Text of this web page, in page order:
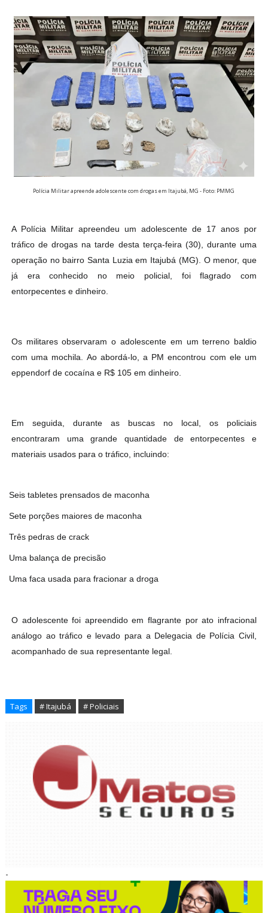
Polícia Militar apreende adolescente com drogas em Itajubá, MG - Foto: PMMG
A Polícia Militar apreendeu um adolescente de 17 anos por
tráfico de drogas na tarde desta terça-feira (30), durante uma
operação no bairro Santa Luzia em Itajubá (MG). O menor, que
já era conhecido no meio policial, foi flagrado com
entorpecentes e dinheiro.
Os militares observaram o adolescente em um terreno baldio
com uma mochila. Ao abordá-lo, a PM encontrou com ele um
eppendorf de cocaína e R$ 105 em dinheiro.
Em seguida, durante as buscas no local, os policiais
encontraram uma grande quantidade de entorpecentes e
materiais usados para o tráfico, incluindo:
Seis tabletes prensados de maconha
Sete porções maiores de maconha
Três pedras de crack
Uma balança de precisão
Uma faca usada para fracionar a droga
O adolescente foi apreendido em flagrante por ato infracional
análogo ao tráfico e levado para a Delegacia de Polícia Civil,
acompanhado de sua representante legal.
Tags # Itajubá # Policiais
-